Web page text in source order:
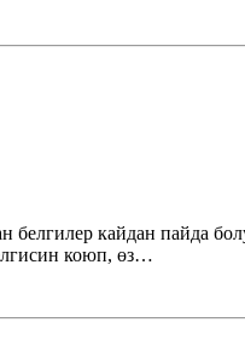
белгилер кайдан пайда
коюп, өз…